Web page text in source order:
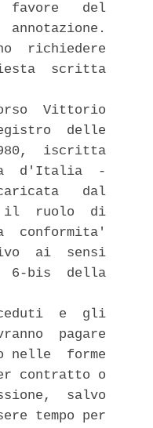
favore   del
richiedere
scritta
Vittorio
delle
iscritta
d'Italia  -
dal
il  ruolo  di
conformita'
ai  sensi
6-bis  della
e  gli
pagare
nelle  forme
contratto o
salvo
tempo per